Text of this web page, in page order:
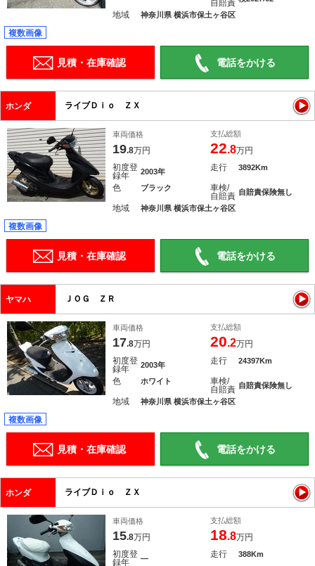
自賠責
地域 神奈川県 横浜市保土ヶ谷区
複数画像
見積・在庫確認 電話をかける
ホンダ ライブＤｉｏ ＺＸ
車両価格
19.8万円
支払総額
22.8万円
初度登
録年
2003年 走行 3892Km
色 ブラック
車検/
自賠責 自賠責保険無し
地域 神奈川県 横浜市保土ヶ谷区
複数画像
見積・在庫確認 電話をかける
ヤマハ ＪＯＧ ＺＲ
車両価格
17.8万円
支払総額
20.2万円
初度登
録年
2003年 走行 24397Km
色 ホワイト
車検/
自賠責 自賠責保険無し
地域 神奈川県 横浜市保土ヶ谷区
複数画像
見積・在庫確認 電話をかける
ホンダ ライブＤｉｏ ＺＸ
車両価格
15.8万円
支払総額
18.8万円
初度登
録年
― 走行 388Km